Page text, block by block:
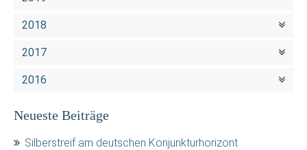
2018
2017
2016
Neueste Beiträge
Silberstreif am deutschen Konjunkturhorizont